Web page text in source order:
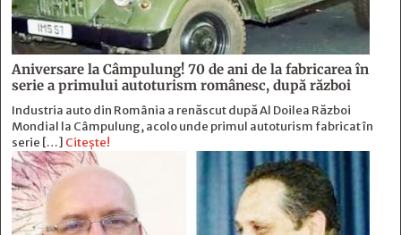
Aniversare la Câmpulung! 70 de ani de la fabricarea în
serie a primului autoturism românesc, după război
Industria auto din România a renăscut după Al Doilea Război
Mondial la Câmpulung, acolo unde primul autoturism fabricat în
serie […] Citește!